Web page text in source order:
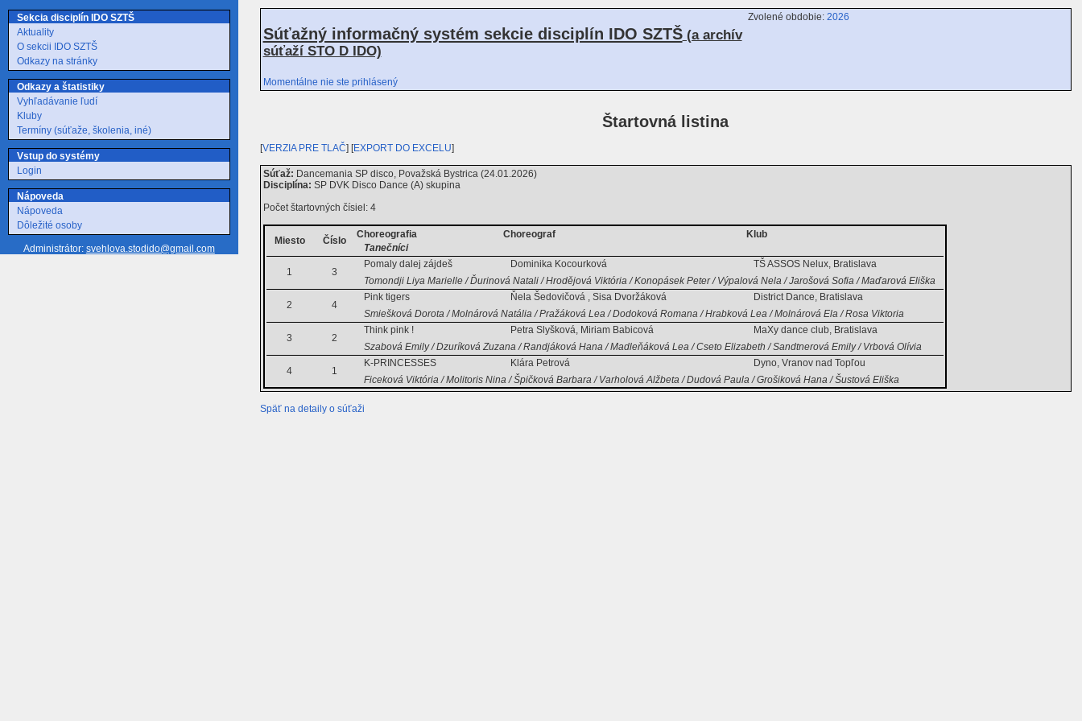
Sekcia disciplín IDO SZTŠ
Aktuality
O sekcii IDO SZTŠ
Odkazy na stránky
Odkazy a štatistiky
Vyhľadávanie ľudí
Kluby
Termíny (súťaže, školenia, iné)
Vstup do systémy
Login
Nápoveda
Nápoveda
Dôležité osoby
Administrátor: svehlova.stodido@gmail.com
Súťažný informačný systém sekcie disciplín IDO SZTŠ(a archív
súťaží STO D IDO)
Zvolené obdobie: 2026
Momentálne nie ste prihlásený
Štartovná listina
[VERZIA PRE TLAČ] [EXPORT DO EXCELU]
Súťaž: Dancemania SP disco, Považská Bystrica (24.01.2026)
Disciplína: SP DVK Disco Dance (A) skupina
Počet štartovných čísiel: 4
Miesto Číslo
Choreografia Choreograf
Klub
Tanečníci
1 3
Pomaly dalej zájdeš Dominika Kocourková
TŠ ASSOS Nelux, Bratislava
Tomondji Liya Marielle / Ďurinová Natali / Hrodějová Viktória / Konopásek Peter / Výpalová Nela / Jarošová Sofia / Maďarová Eliška
2 4
Pink tigers Ňela Šedovičová , Sisa Dvoržáková
District Dance, Bratislava
Smiešková Dorota / Molnárová Natália / Pražáková Lea / Dodoková Romana / Hrabková Lea / Molnárová Ela / Rosa Viktoria
3 2
Think pink ! Petra Slyšková, Miriam Babicová
MaXy dance club, Bratislava
Szabová Emily / Dzuríková Zuzana / Randjáková Hana / Madleňáková Lea / Cseto Elizabeth / Sandtnerová Emily / Vrbová Olívia
4 1
K-PRINCESSES Klára Petrová
Dyno, Vranov nad Topľou
Ficeková Viktória / Molitoris Nina / Špičková Barbara / Varholová Alžbeta / Dudová Paula / Grošiková Hana / Šustová Eliška
Späť na detaily o súťaži